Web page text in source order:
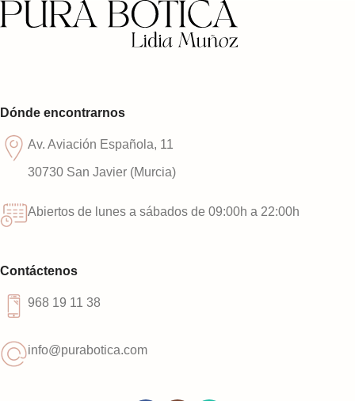
Dónde encontrarnos
Av. Aviación Española, 11
30730 San Javier (Murcia)
Abiertos de lunes a sábados de 09:00h a 22:00h
Contáctenos
968 19 11 38
info@purabotica.com